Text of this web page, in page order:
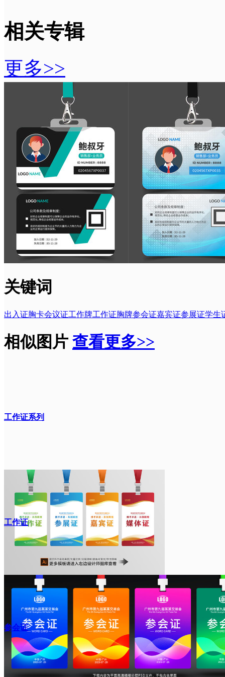
相关专辑
更多>>
关键词
出入证胸卡会议证工作牌工作证胸牌参会证嘉宾证参展证学生
相似图片 查看更多>>
工作证系列
工作证
参会证